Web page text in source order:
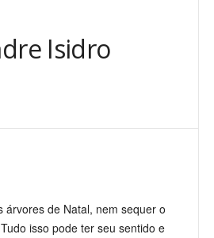
Isidro
árvores de Natal, nem sequer o
isso pode ter seu sentido e